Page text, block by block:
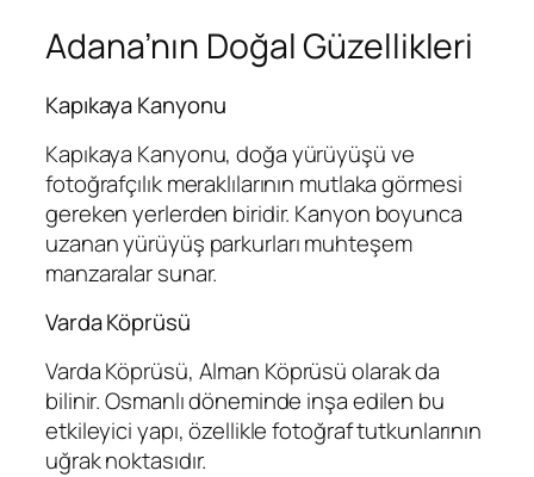
Adana’nın Doğal Güzellikleri
Kapıkaya Kanyonu
Kapıkaya Kanyonu, doğa yürüyüşü ve
fotoğrafçılık meraklılarının mutlaka görmesi
gereken yerlerden biridir. Kanyon boyunca
uzanan yürüyüş parkurları muhteşem
manzaralar sunar.
Varda Köprüsü
Varda Köprüsü, Alman Köprüsü olarak da
bilinir. Osmanlı döneminde inşa edilen bu
etkileyici yapı, özellikle fotoğraf tutkunlarının
uğrak noktasıdır.